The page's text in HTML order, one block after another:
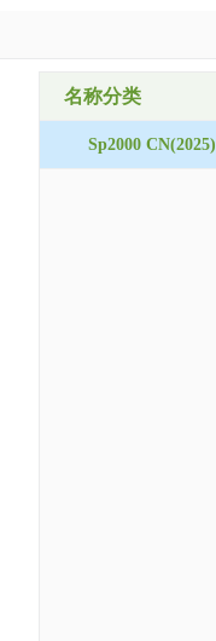
名称分类
Sp2000 CN(2025)